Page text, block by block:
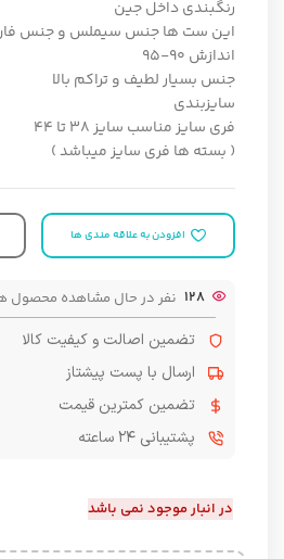
رنگبندی داخل جین
این ست ها جنس سیملس و جنس
اندازش ۹۰-۹۵
جنس بسیار لطیف و تراکم بالا
سایزبندی
فری سایز مناسب سایز ۳۸ تا ۴۴
( بسته ها فری سایز میباشد )
افزودن به علاقه مندی ها
128 نفر در حال مشاهده محصول
تضمین اصالت و کیفیت کالا
ارسال با پست پیشتاز
تضمین کمترین قیمت
پشتیبانی ۲۴ ساعته
در انبار موجود نمی باشد